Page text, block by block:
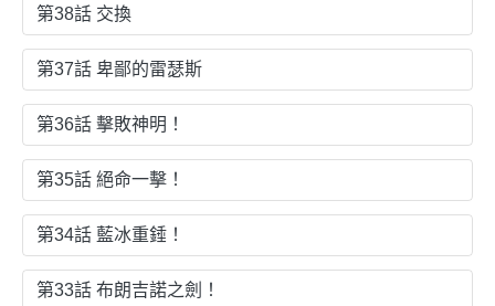
第38話 交換
第37話 卑鄙的雷瑟斯
第36話 擊敗神明！
第35話 絕命一擊！
第34話 藍冰重錘！
第33話 布朗吉諾之劍！